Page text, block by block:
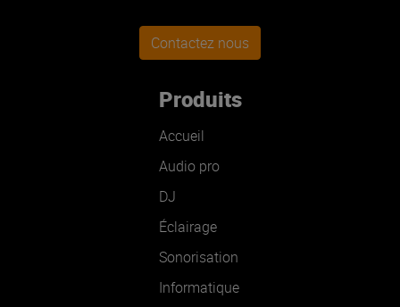
Contactez nous
Produits
Accueil
Audio pro
DJ
Éclairage
Sonorisation
Informatique